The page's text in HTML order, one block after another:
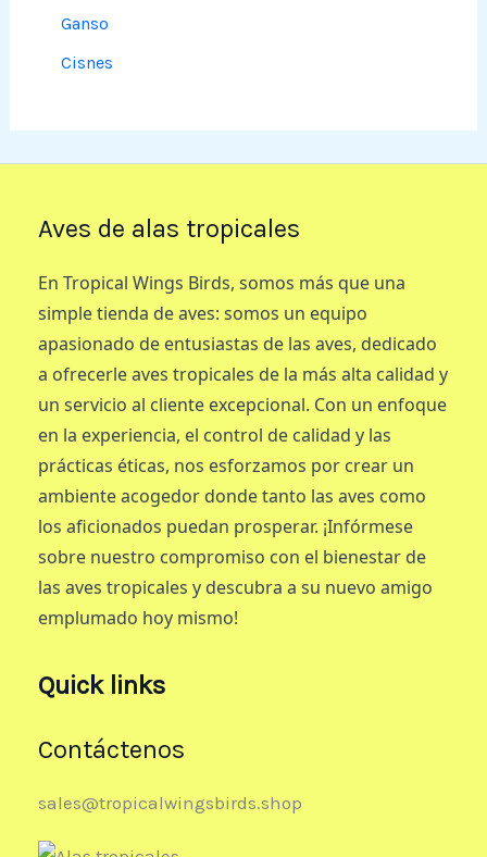
Ganso
Cisnes
Aves de alas tropicales
En Tropical Wings Birds, somos más que una
simple tienda de aves: somos un equipo
apasionado de entusiastas de las aves, dedicado
a ofrecerle aves tropicales de la más alta calidad y
un servicio al cliente excepcional. Con un enfoque
en la experiencia, el control de calidad y las
prácticas éticas, nos esforzamos por crear un
ambiente acogedor donde tanto las aves como
los aficionados puedan prosperar. ¡Infórmese
sobre nuestro compromiso con el bienestar de
las aves tropicales y descubra a su nuevo amigo
emplumado hoy mismo!
Quick links
Contáctenos
sales@tropicalwingsbirds.shop